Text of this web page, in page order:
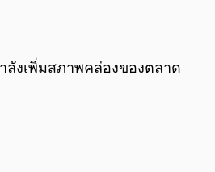
ลังเพิ่มสภาพคล่องของตลาด